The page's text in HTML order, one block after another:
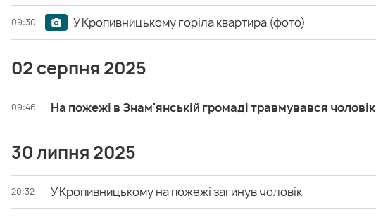
09:30 У Кропивницькому горіла квартира (фото)
02 серпня 2025
09:46 На пожежі в Знам'янській громаді травмувався чоловік
30 липня 2025
20:32 У Кропивницькому на пожежі загинув чоловік